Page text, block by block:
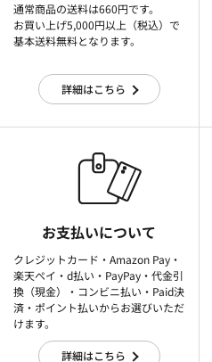
通常商品の送料は660円です。
お買い上げ5,000円以上（税込）で
基本送料無料となります。
詳細はこちら
お支払いについて
クレジットカード・Amazon Pay・
楽天ぺイ・d払い・PayPay・代金引
換（現金）・コンビニ払い・Paid決
済・ポイント払いからお選びいただ
けます。
詳細はこちら